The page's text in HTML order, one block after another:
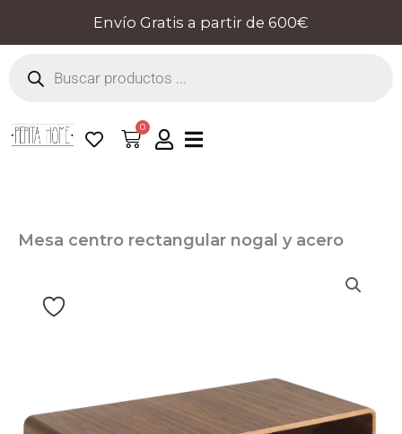
contenido
Envío Gratis a partir de 600€
productos
0
Cart
Mesa centro rectangular nogal y acero